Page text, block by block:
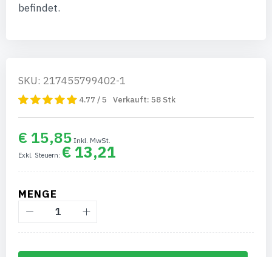
befindet.
SKU: 217455799402-1
4.77 / 5 Verkauft: 58 Stk
€ 15,85
€ 13,21
MENGE